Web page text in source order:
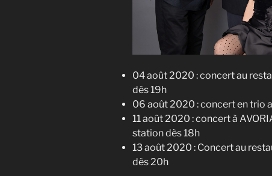
04 août 2020 : concert au
dès 19h
06 août 2020 : concert en trio
11 août 2020 : concert à
station dès 18h
13 août 2020 : Concert au
dès 20h